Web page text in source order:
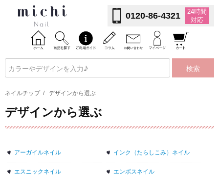
0120-86-4321
24時間
対応
検索
ネイルチップ / デザインから選ぶ
デザインから選ぶ
アーガイルネイル インク（たらしこみ）ネイル
エスニックネイル エンボスネイル